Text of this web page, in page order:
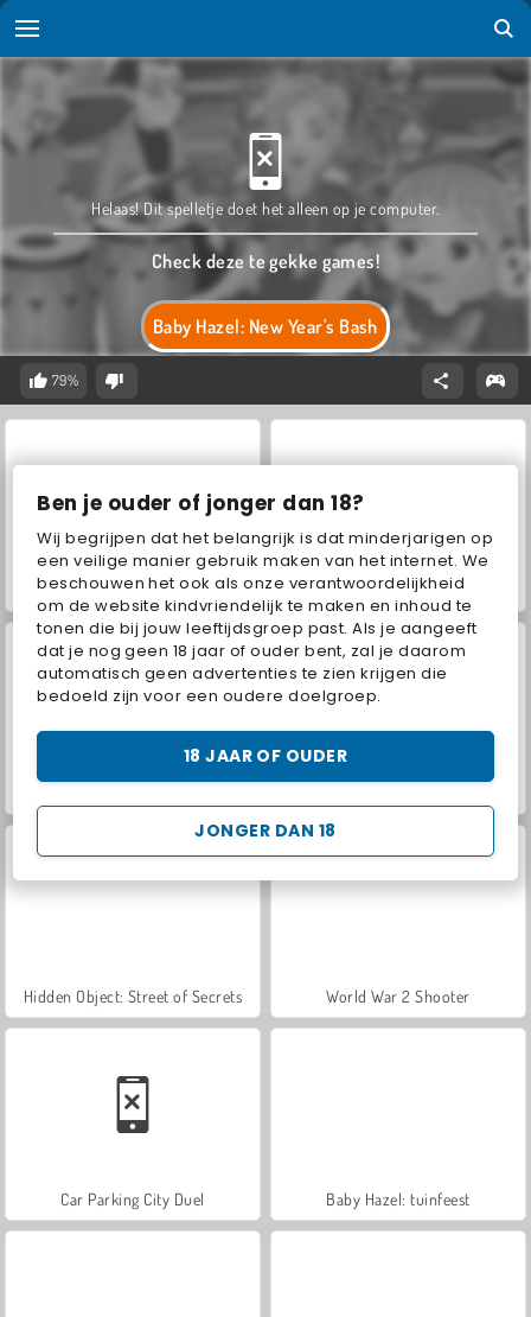
Ben je ouder of jonger dan 18?
Wij begrijpen dat het belangrijk is dat minderjarigen op
een veilige manier gebruik maken van het internet. We
beschouwen het ook als onze verantwoordelijkheid
om de website kindvriendelijk te maken en inhoud te
tonen die bij jouw leeftijdsgroep past. Als je aangeeft
dat je nog geen 18 jaar of ouder bent, zal je daarom
automatisch geen advertenties te zien krijgen die
bedoeld zijn voor een oudere doelgroep.
JONGER DAN 18
18 JAAR OF OUDER
Baby Hazel: New Year's Bash
Helaas! Dit spelletje doet het alleen op je computer.
Check deze te gekke games!
79%
Farm Merge Valley ASMR Makeover & Makeup Studio
Hidden Object: Street of Secrets World War 2 Shooter
Car Parking City Duel Baby Hazel: tuinfeest